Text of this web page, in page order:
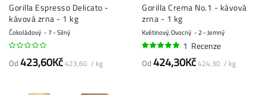
Gorilla Espresso Delicato -
kávová zrna - 1 kg
Čokoládový 7 - Silný
Od 423,60Kč423,60 / kg
Gorilla Crema No.1 - kávová
zrna - 1 kg
Květinový, Ovocný 2 - Jemný
1 Recenze
Od 424,30Kč424,30 / kg